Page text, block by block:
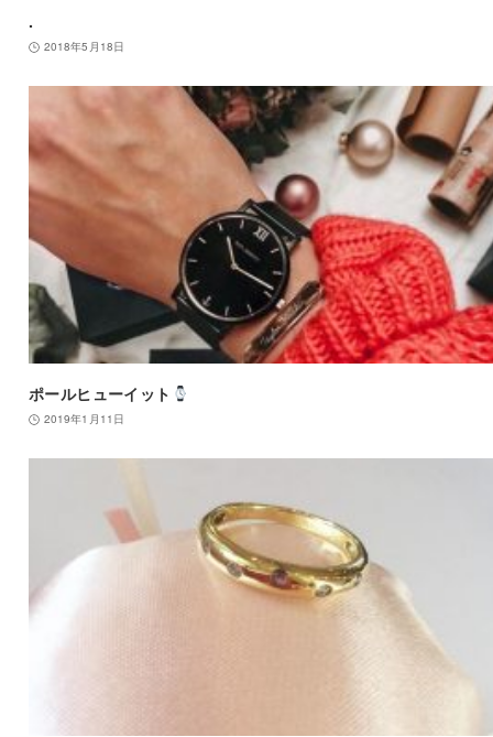
.
2018年5月18日
ポールヒューイット
2019年1月11日